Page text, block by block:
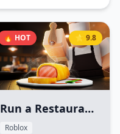
🔥 HOT ⭐ 9.8
Run a Restaurant
(经营餐厅)
Roblox